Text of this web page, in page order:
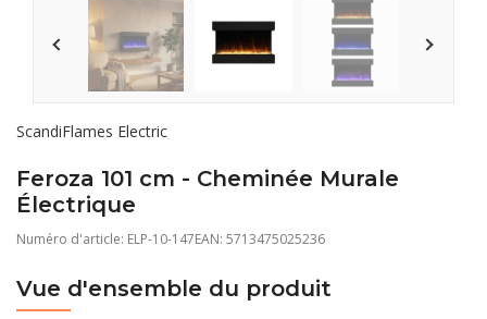
ScandiFlames Electric
Feroza 101 cm - Cheminée Murale
Électrique
Numéro d'article: ELP-10-147EAN: 5713475025236
Vue d'ensemble du produit